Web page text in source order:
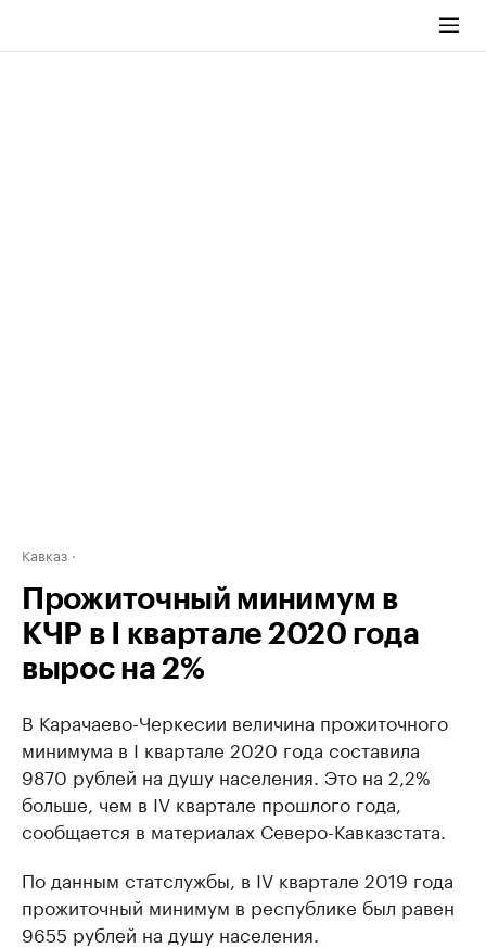
Кавказ
Прожиточный минимум в
КЧР в I квартале 2020 года
вырос на 2%
В Карачаево-Черкесии величина прожиточного
минимума в I квартале 2020 года составила
9870 рублей на душу населения. Это на 2,2%
больше, чем в IV квартале прошлого года,
сообщается в материалах Северо-Кавказстата.
По данным статслужбы, в IV квартале 2019 года
прожиточный минимум в республике был равен
9655 рублей на душу населения.